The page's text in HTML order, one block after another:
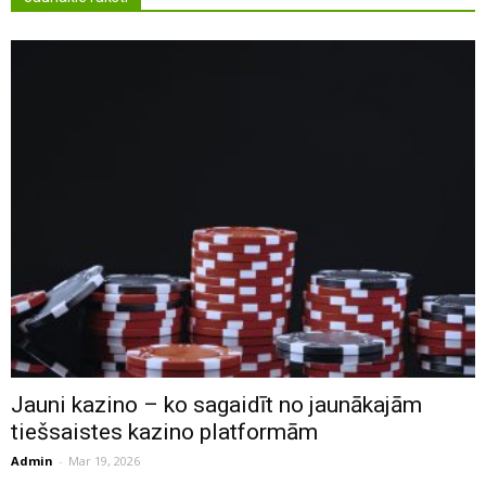
Jauni kazino – ko sagaidīt no jaunākajām
tiešsaistes kazino platformām
Admin - Mar 19, 2026